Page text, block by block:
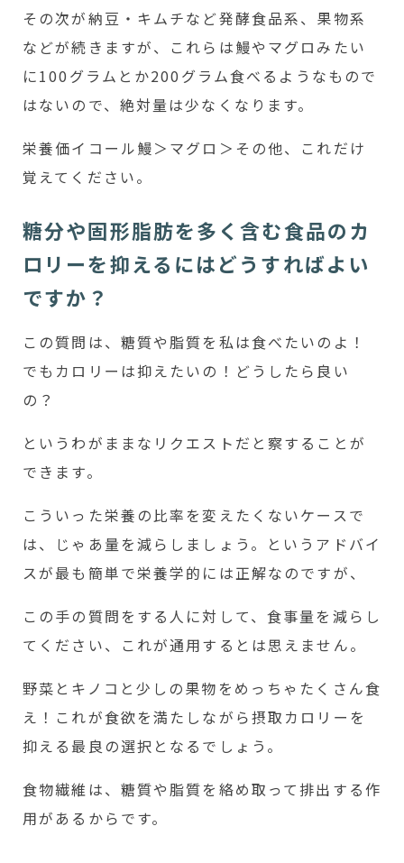
その次が納豆・キムチなど発酵食品系、果物系
などが続きますが、これらは鰻やマグロみたい
に100グラムとか200グラム食べるようなもので
はないので、絶対量は少なくなります。
栄養価イコール鰻＞マグロ＞その他、これだけ
覚えてください。
糖分や固形脂肪を多く含む食品のカ
ロリーを抑えるにはどうすればよい
ですか？
この質問は、糖質や脂質を私は食べたいのよ！
でもカロリーは抑えたいの！どうしたら良い
の？
というわがままなリクエストだと察することが
できます。
こういった栄養の比率を変えたくないケースで
は、じゃあ量を減らしましょう。というアドバイ
スが最も簡単で栄養学的には正解なのですが、
この手の質問をする人に対して、食事量を減らし
てください、これが通用するとは思えません。
野菜とキノコと少しの果物をめっちゃたくさん食
え！これが食欲を満たしながら摂取カロリーを
抑える最良の選択となるでしょう。
食物繊維は、糖質や脂質を絡め取って排出する作
用があるからです。